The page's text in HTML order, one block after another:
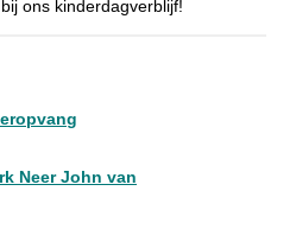
ons kinderdagverblijf!
Neer John van